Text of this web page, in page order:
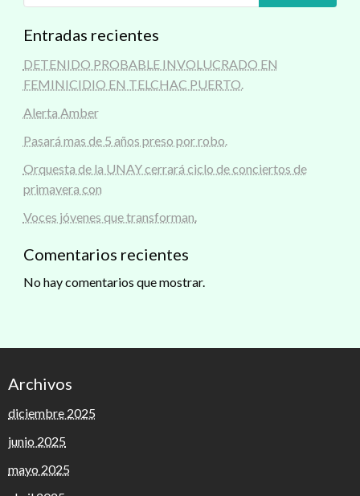
Entradas recientes
DETENIDO PROBABLE INVOLUCRADO EN
FEMINICIDIO EN TELCHAC PUERTO.
Alerta Amber
Pasará mas de 5 años preso por robo.
Orquesta de la UNAY cerrará ciclo de conciertos de
primavera con
Voces jóvenes que transforman.
Comentarios recientes
No hay comentarios que mostrar.
Archivos
diciembre 2025
junio 2025
mayo 2025